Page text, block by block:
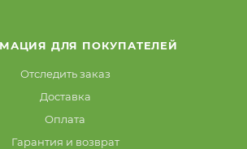
ДЛЯ ПОКУПАТЕЛЕЙ
Отследить заказ
Доставка
Оплата
Гарантия и возврат